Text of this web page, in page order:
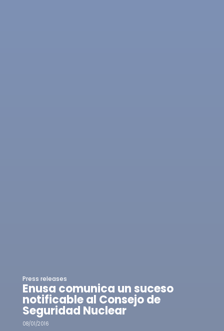
Press releases
Enusa comunica un suceso
notificable al Consejo de
Seguridad Nuclear
08/01/2016